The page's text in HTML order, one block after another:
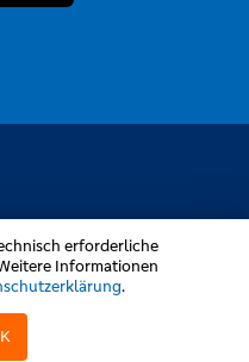
Rechte vorbehalten
erforderliche
Informationen
.